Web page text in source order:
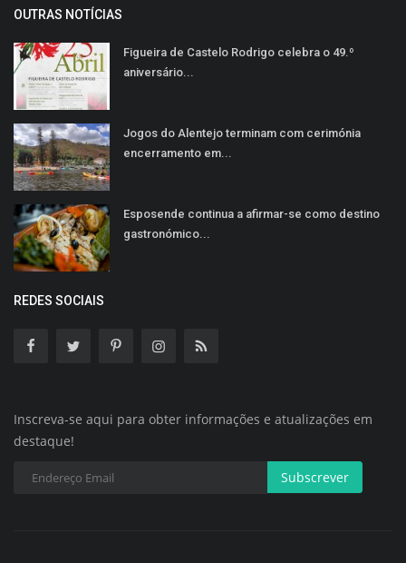
OUTRAS NOTÍCIAS
Figueira de Castelo Rodrigo celebra o 49.º
aniversário...
Jogos do Alentejo terminam com cerimónia
encerramento em...
Esposende continua a afirmar-se como destino
gastronómico...
REDES SOCIAIS
Inscreva-se aqui para obter informações e atualizações em
destaque!
Subscrever